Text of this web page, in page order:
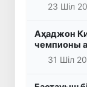
23 Шіл
Аҳаджон
чемпионы
31 Шіл